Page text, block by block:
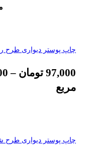
چاپ پوستر دیواری طرح
97,000 تومان –
مربع
چاپ پوستر دیواری طرح